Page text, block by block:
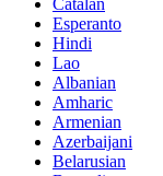
Catalan
Esperanto
Hindi
Lao
Albanian
Amharic
Armenian
Azerbaijani
Belarusian